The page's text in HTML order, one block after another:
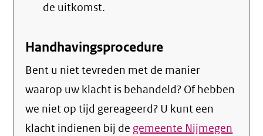
de uitkomst.
Handhavingsprocedure
Bent u niet tevreden met de manier
waarop uw klacht is behandeld? Of hebben
we niet op tijd gereageerd? U kunt een
klacht indienen bij de gemeente Nijmegen